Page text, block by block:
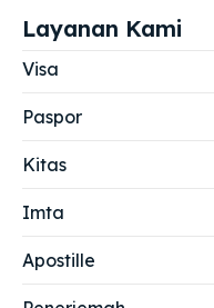
Layanan Kami
Visa
Paspor
Kitas
Imta
Apostille